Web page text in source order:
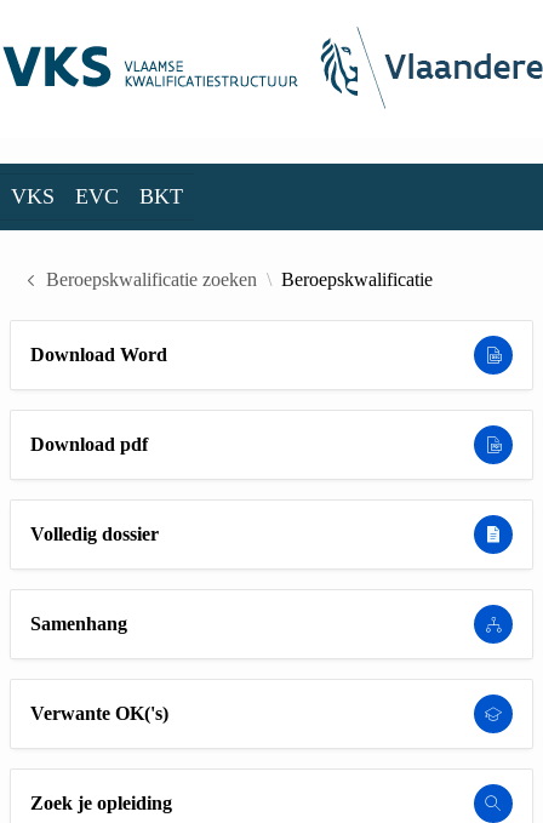
VKS EVC BKT
Beroepskwalificatie zoeken Beroepskwalificatie
Download Word
Download pdf
Volledig dossier
Samenhang
Verwante OK('s)
Zoek je opleiding